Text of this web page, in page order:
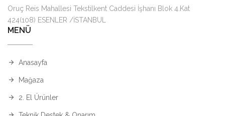
Oruç Reis Mahallesi Tekstilkent Caddesi İşhanı Blok 4.Kat
424(108) ESENLER /İSTANBUL
MENÜ
Anasayfa
Mağaza
2. El Ürünler